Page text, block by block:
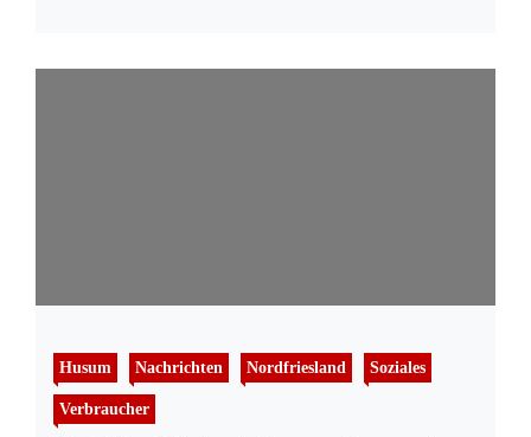
Husum Nachrichten Nordfriesland Soziales
Verbraucher